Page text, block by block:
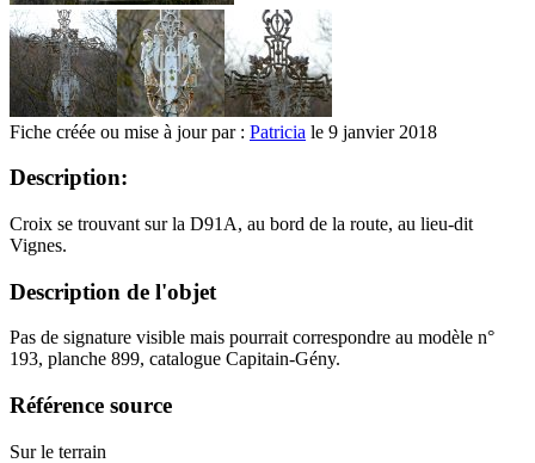
Fiche créée ou mise à jour par : Patricia le 9 janvier 2018
Description:
Croix se trouvant sur la D91A, au bord de la route, au lieu-dit
Vignes.
Description de l'objet
Pas de signature visible mais pourrait correspondre au modèle n°
193, planche 899, catalogue Capitain-Gény.
Référence source
Sur le terrain